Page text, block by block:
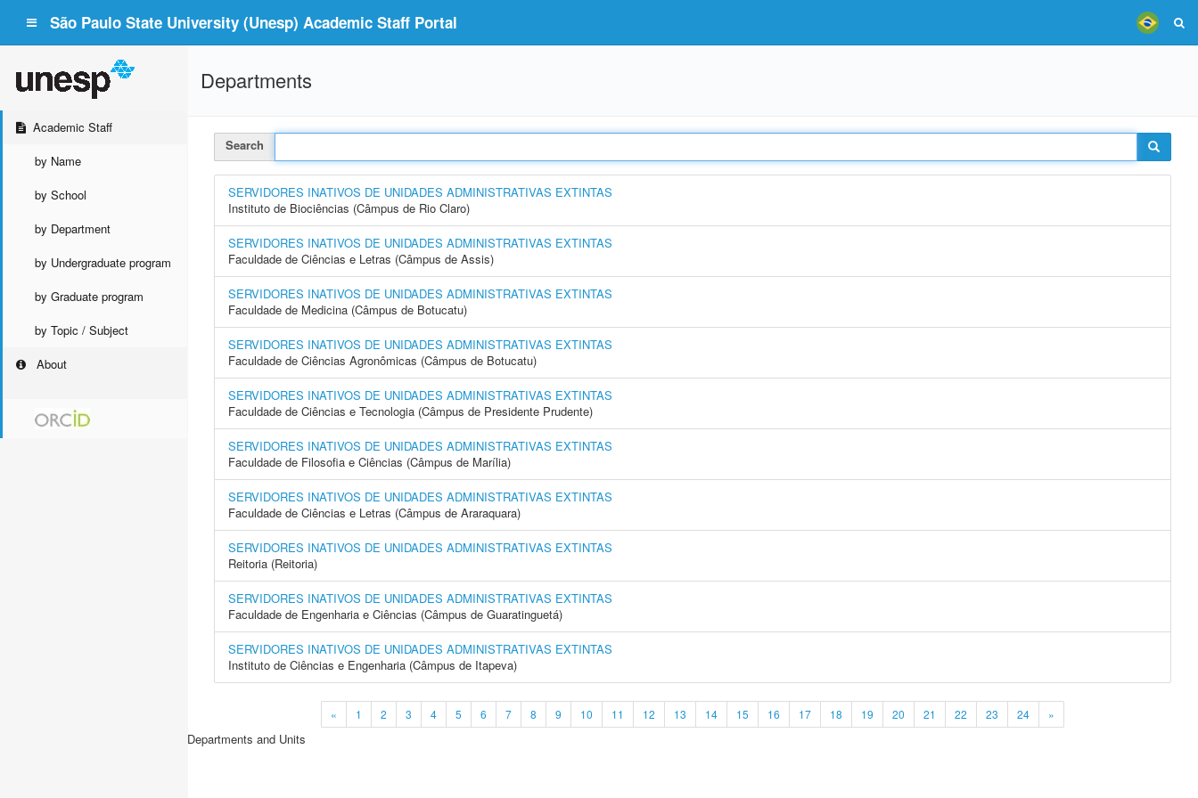
São Paulo State University (Unesp) Academic Staff Portal
Academic Staff
by Name
by School
by Department
by Undergraduate program
by Graduate program
by Topic / Subject
About
Departments
Search
SERVIDORES INATIVOS DE UNIDADES ADMINISTRATIVAS EXTINTAS
Instituto de Biociências (Câmpus de Rio Claro)
SERVIDORES INATIVOS DE UNIDADES ADMINISTRATIVAS EXTINTAS
Faculdade de Ciências e Letras (Câmpus de Assis)
SERVIDORES INATIVOS DE UNIDADES ADMINISTRATIVAS EXTINTAS
Faculdade de Medicina (Câmpus de Botucatu)
SERVIDORES INATIVOS DE UNIDADES ADMINISTRATIVAS EXTINTAS
Faculdade de Ciências Agronômicas (Câmpus de Botucatu)
SERVIDORES INATIVOS DE UNIDADES ADMINISTRATIVAS EXTINTAS
Faculdade de Ciências e Tecnologia (Câmpus de Presidente Prudente)
SERVIDORES INATIVOS DE UNIDADES ADMINISTRATIVAS EXTINTAS
Faculdade de Filosofia e Ciências (Câmpus de Marília)
SERVIDORES INATIVOS DE UNIDADES ADMINISTRATIVAS EXTINTAS
Faculdade de Ciências e Letras (Câmpus de Araraquara)
SERVIDORES INATIVOS DE UNIDADES ADMINISTRATIVAS EXTINTAS
Reitoria (Reitoria)
SERVIDORES INATIVOS DE UNIDADES ADMINISTRATIVAS EXTINTAS
Faculdade de Engenharia e Ciências (Câmpus de Guaratinguetá)
SERVIDORES INATIVOS DE UNIDADES ADMINISTRATIVAS EXTINTAS
Instituto de Ciências e Engenharia (Câmpus de Itapeva)
« 1 2 3 4 5 6 7 8 9 10 11 12 13 14 15 16 17 18 19 20 21 22 23 24 »
Departments and Units